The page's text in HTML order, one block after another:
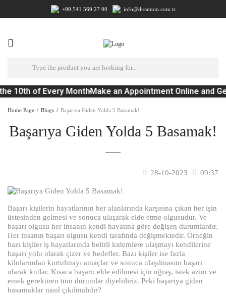
+90 541 569 27 00 info@dreamon.com.tr
10th of Every MonthMake an Appointment Online and
Home Page Blogs Başarıya Giden Yolda 5 Basamak!
Başarıya Giden Yolda 5 Basamak!
28-10-2023 09:37
Başarı kişilerin hayatlarının her alanlarında karşısına çıkan her işin
üstesinden gelmesi ve sonuca ulaşarak elde etme olgusudur. Ve
başarı olgusu her insanın kendi hayatına göre değişen durumlardır.
Her insanın başarı olgusu kendi tarafında değişmektedir. Örneğin
bazı kişiler iş hayatlarında belirli kıdemlere ulaşmayı kendilerine
başarı yolu olarak çizer ve hedefler. Bazı kişiler ise fazla
kilolarından kurtulmayı amaçlar ve sonuca ulaşılmasını başarı
olarak kutlar. Kısaca başarı; elde edilmesi için uğraş, istek azim ve
emek gerektiren tüm durumlar diyebiliriz. Peki başarıya giden
basamaklar nasıl çıkılmalıdır?